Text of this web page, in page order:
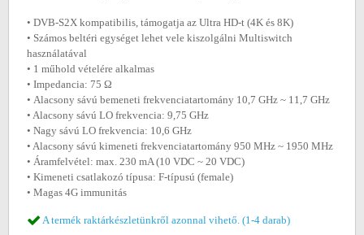
• DVB-S2X kompatibilis, támogatja az Ultra HD-t (4K és 8K)
• Számos beltéri egységet lehet vele kiszolgálni Multiswitch
használatával
• 1 műhold vételére alkalmas
• Impedancia: 75 Ω
• Alacsony sávú bemeneti frekvenciatartomány 10,7 GHz ~ 11,7 GHz
• Alacsony sávú LO frekvencia: 9,75 GHz
• Nagy sávú LO frekvencia: 10,6 GHz
• Alacsony sávú kimeneti frekvenciatartomány 950 MHz ~ 1950 MHz
• Áramfelvétel: max. 230 mA (10 VDC ~ 20 VDC)
• Kimeneti csatlakozó típusa: F-típusú (female)
• Magas 4G immunitás
A termék raktárkészletünkről azonnal vihető. (1-4 darab)